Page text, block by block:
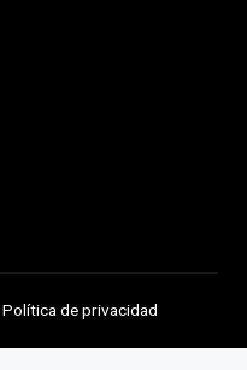
Política de privacidad